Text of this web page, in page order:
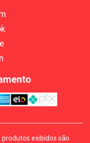
exibidos são